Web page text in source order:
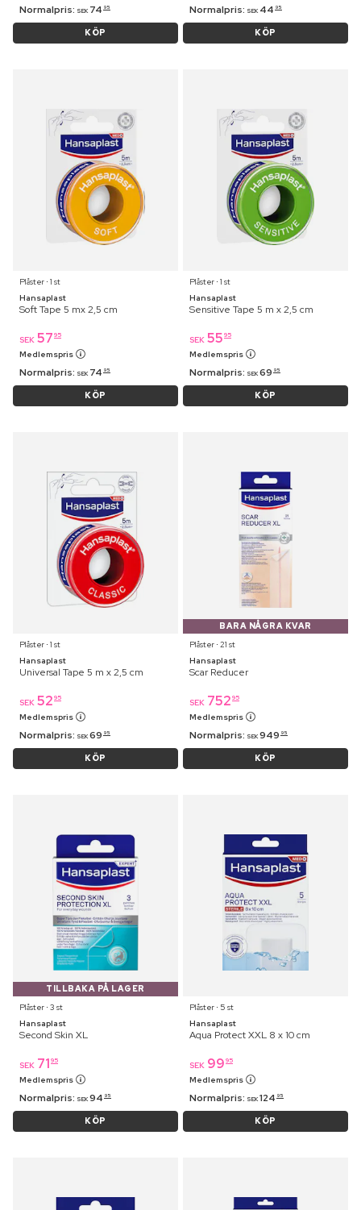
Normalpris: SEK 74 95
KÖP
Normalpris: SEK 44 95
KÖP
Plåster ⋅ 1 st
Hansaplast
Soft Tape 5 mx 2,5 cm
SEK 57 95
Medlemspris
Normalpris: SEK 74 95
KÖP
Plåster ⋅ 1 st
Hansaplast
Sensitive Tape 5 m x 2,5 cm
SEK 55 95
Medlemspris
Normalpris: SEK 69 95
KÖP
Plåster ⋅ 1 st
Hansaplast
Universal Tape 5 m x 2,5 cm
SEK 52 95
Medlemspris
Normalpris: SEK 69 95
KÖP
BARA NÅGRA KVAR
Plåster ⋅ 21 st
Hansaplast
Scar Reducer
SEK 752 95
Medlemspris
Normalpris: SEK 949 95
KÖP
TILLBAKA PÅ LAGER
Plåster ⋅ 3 st
Hansaplast
Second Skin XL
SEK 71 95
Medlemspris
Normalpris: SEK 94 95
KÖP
Plåster ⋅ 5 st
Hansaplast
Aqua Protect XXL 8 x 10 cm
SEK 99 95
Medlemspris
Normalpris: SEK 124 95
KÖP